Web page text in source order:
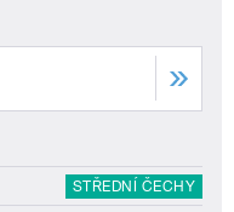
STŘEDNÍ ČECHY